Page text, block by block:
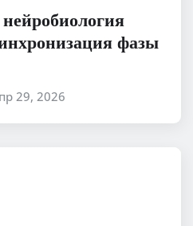
фазы
29, 2026